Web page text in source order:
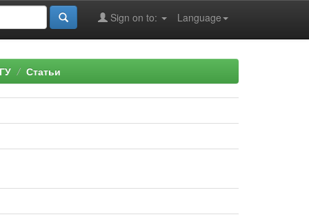
Language
Sign on to:
Статьи